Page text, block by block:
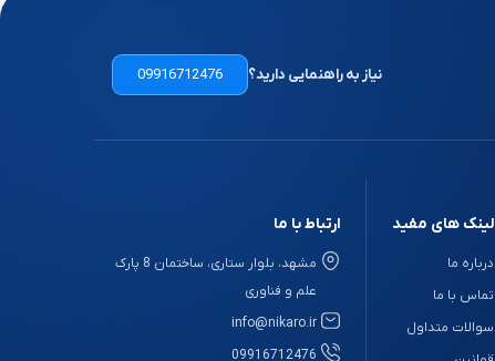
نیاز به راهنمایی دارید؟ 09916712476
لینک های مفید
درباره ما
تماس با ما
سوالات متداول
ارتباط با ما
مشهد، بلوار ستاری، ساختمان 8 پارک
علم و فناوری
info@nikaro.ir
09916712476